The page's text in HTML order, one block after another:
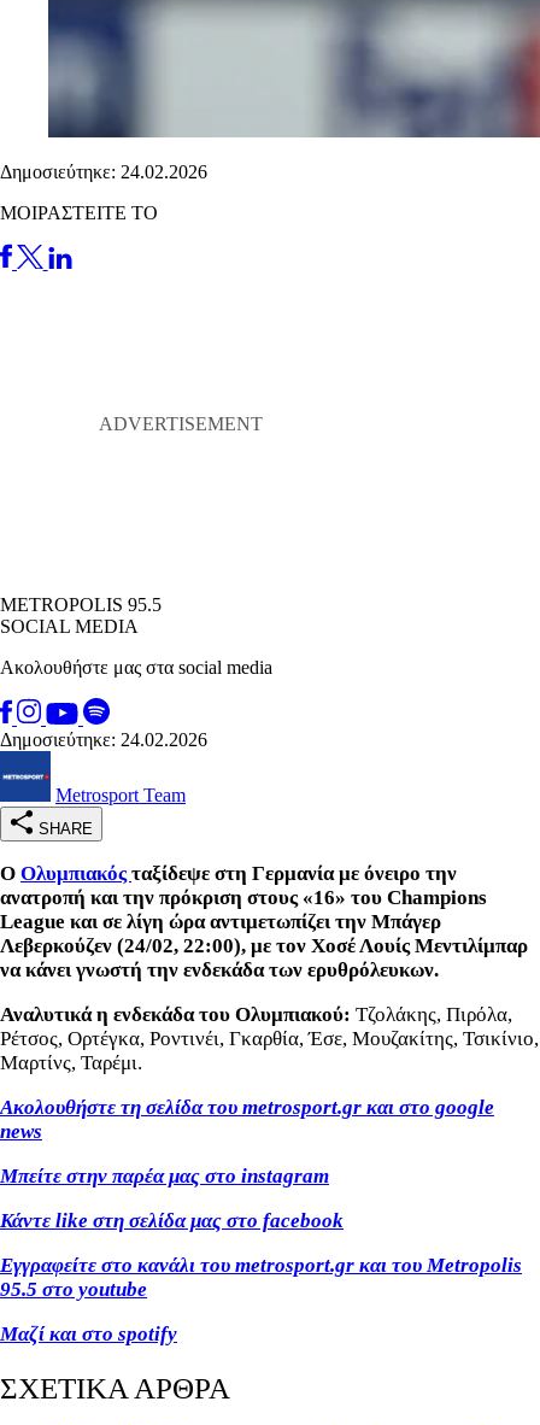
Δημοσιεύτηκε: 24.02.2026
ΜΟΙΡΑΣΤΕΙΤΕ ΤΟ
METROPOLIS 95.5
SOCIAL MEDIA
Ακολουθήστε μας στα social media
Δημοσιεύτηκε: 24.02.2026
Metrosport Team
SHARE
Ο Ολυμπιακόςταξίδεψε στη Γερμανία με όνειρο την
ανατροπή και την πρόκριση στους «16» του Champions
League και σε λίγη ώρα αντιμετωπίζει την Μπάγερ
Λεβερκούζεν (24/02, 22:00), με τον Χοσέ Λουίς Μεντιλίμπαρ
να κάνει γνωστή την ενδεκάδα των ερυθρόλευκων.
Αναλυτικά η ενδεκάδα του Ολυμπιακού: Τζολάκης, Πιρόλα,
Ρέτσος, Ορτέγκα, Ροντινέι, Γκαρθία, Έσε, Μουζακίτης, Τσικίνιο,
Μαρτίνς, Ταρέμι.
Ακολουθήστε τη σελίδα του metrosport.gr και στο google
news
Μπείτε στην παρέα μας στο instagram
Κάντε like στη σελίδα μας στο facebook
Εγγραφείτε στο κανάλι του metrosport.gr και του Metropolis
95.5 στο youtube
Μαζί και στο spotify
ΣΧΕΤΙΚΑ ΑΡΘΡΑ